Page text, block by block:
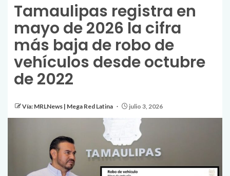
Tamaulipas registra en
mayo de 2026 la cifra
más baja de robo de
vehículos desde octubre
de 2022
Vía: MRLNews | Mega Red Latina julio 3, 2026